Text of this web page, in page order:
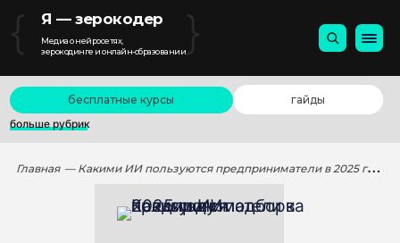
{ Я — зерокодер
Медиа о нейросетях,
зерокодинге и онлайн-образовании}
бесплатные курсы
гайды
больше рубрик
Главная — Какими ИИ пользуются предприниматели в 2025 году: подборка